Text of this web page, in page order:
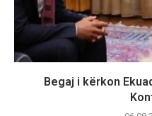
Begaj i kërkon